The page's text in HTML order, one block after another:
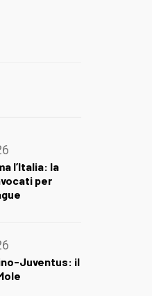
l’Italia: la
per
Juventus: il